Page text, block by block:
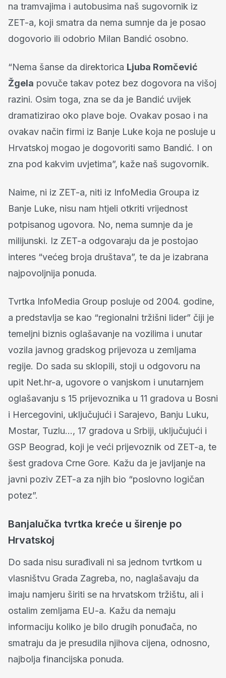
na tramvajima i autobusima naš sugovornik iz
ZET-a, koji smatra da nema sumnje da je posao
dogovorio ili odobrio Milan Bandić osobno.
“Nema šanse da direktorica Ljuba Romčević
Žgela povuče takav potez bez dogovora na višoj
razini. Osim toga, zna se da je Bandić uvijek
dramatizirao oko plave boje. Ovakav posao i na
ovakav način firmi iz Banje Luke koja ne posluje u
Hrvatskoj mogao je dogovoriti samo Bandić. I on
zna pod kakvim uvjetima”, kaže naš sugovornik.
Naime, ni iz ZET-a, niti iz InfoMedia Groupa iz
Banje Luke, nisu nam htjeli otkriti vrijednost
potpisanog ugovora. No, nema sumnje da je
milijunski. Iz ZET-a odgovaraju da je postojao
interes “većeg broja društava”, te da je izabrana
najpovoljnija ponuda.
Tvrtka InfoMedia Group posluje od 2004. godine,
a predstavlja se kao “regionalni tržišni lider” čiji je
temeljni biznis oglašavanje na vozilima i unutar
vozila javnog gradskog prijevoza u zemljama
regije. Do sada su sklopili, stoji u odgovoru na
upit Net.hr-a, ugovore o vanjskom i unutarnjem
oglašavanju s 15 prijevoznika u 11 gradova u Bosni
i Hercegovini, uključujući i Sarajevo, Banju Luku,
Mostar, Tuzlu…, 17 gradova u Srbiji, uključujući i
GSP Beograd, koji je veći prijevoznik od ZET-a, te
šest gradova Crne Gore. Kažu da je javljanje na
javni poziv ZET-a za njih bio “poslovno logičan
potez”.
Banjalučka tvrtka kreće u širenje po
Hrvatskoj
Do sada nisu surađivali ni sa jednom tvrtkom u
vlasništvu Grada Zagreba, no, naglašavaju da
imaju namjeru širiti se na hrvatskom tržištu, ali i
ostalim zemljama EU-a. Kažu da nemaju
informaciju koliko je bilo drugih ponuđača, no
smatraju da je presudila njihova cijena, odnosno,
najbolja financijska ponuda.